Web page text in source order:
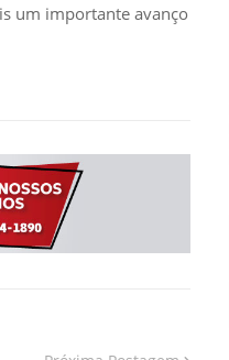
um importante avanço